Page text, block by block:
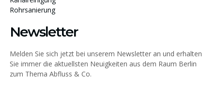
Rohrsanierung
Newsletter
Melden Sie sich jetzt bei unserem Newsletter an und erhalten
Sie immer die aktuellsten Neuigkeiten aus dem Raum Berlin
zum Thema Abfluss & Co.